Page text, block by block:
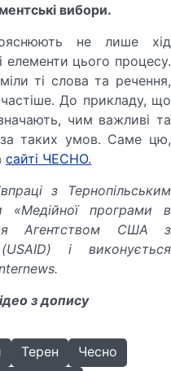
вибори.
не лише хід
елементи цього процесу.
ті слова та речення,
До прикладу, що
чим важливі та
таких умов. Саме цю,
сайті ЧЕСНО.
з Тернопільським
«Медійної програми в
Агентством США з
і виконується
з допису
Терен
Чесно